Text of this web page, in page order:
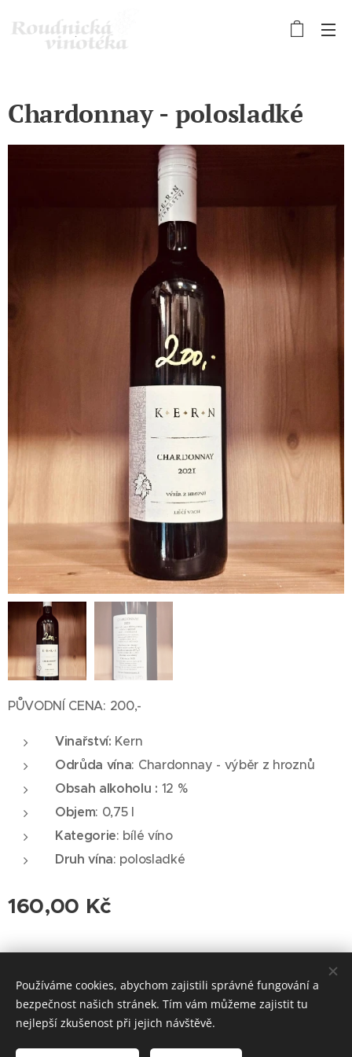
Chardonnay - polosladké
PŮVODNÍ CENA: 200,-
Vinařství: Kern
Odrůda vína: Chardonnay - výběr z hroznů
Obsah alkoholu : 12 %
Objem: 0,75 l
Kategorie: bílé víno
Druh vína: polosladké
160,00 Kč
© 2026 Roudnická vinotéka. Všechna práva vyhrazena.
Cookies
Používáme cookies, abychom zajistili správné fungování a
bezpečnost našich stránek. Tím vám můžeme zajistit tu
nejlepší zkušenost při jejich návštěvě.